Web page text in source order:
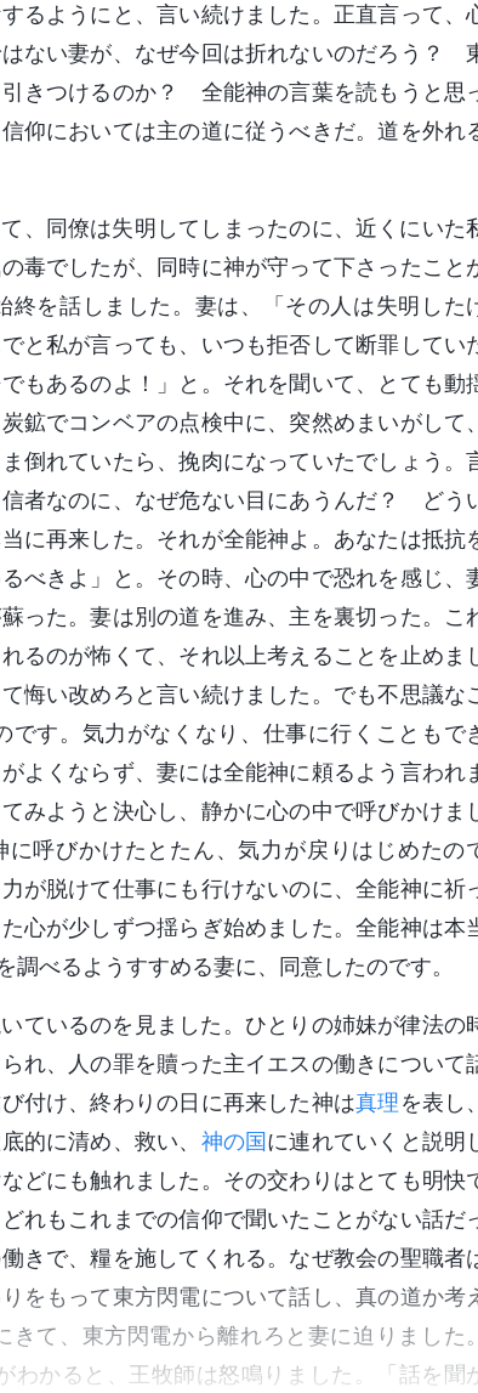
るようにと、言い続けました。正直言って、
ない妻が、なぜ今回は折れないのだろう？
きつけるのか？ 全能神の言葉を読もうと思
仰においては主の道に従うべきだ。道を外れ
、同僚は失明してしまったのに、近くにいた
毒でしたが、同時に神が守って下さったこと
を話しました。妻は、「その人は失明した
と私が言っても、いつも拒否して断罪してい
もあるのよ！」と。それを聞いて、とても動
でコンベアの点検中に、突然めまいがして、
倒れていたら、挽肉になっていたでしょう。
者なのに、なぜ危ない目にあうんだ？ どう
に再来した。それが全能神よ。あなたは抵抗
べきよ」と。その時、心の中で恐れを感じ、
った。妻は別の道を進み、主を裏切った。こ
るのが怖くて、それ以上考えることを止めま
悔い改めろと言い続けました。でも不思議な
す。気力がなくなり、仕事に行くこともで
がよくならず、妻には全能神に頼るよう言われ
みようと決心し、静かに心の中で呼びかけま
呼びかけたとたん、気力が戻りはじめたの
が脱けて仕事にも行けないのに、全能神に祈
心が少しずつ揺らぎ始めました。全能神は本
べるようすすめる妻に、同意したのです。
ているのを見ました。ひとりの姉妹が律法の
れ、人の罪を贖った主イエスの働きについて
付け、終わりの日に再来した神は真理を表し、
的に清め、救い、 神の国に連れていくと説明
どにも触れました。その交わりはとても明快
れもこれまでの信仰で聞いたことがない話だ
きで、糧を施してくれる。なぜ教会の聖職者
もって東方閃電について話し、真の道か考
て、東方閃電から離れろと妻に迫りました。
かると、王牧師は怒鳴りました。「話を聞